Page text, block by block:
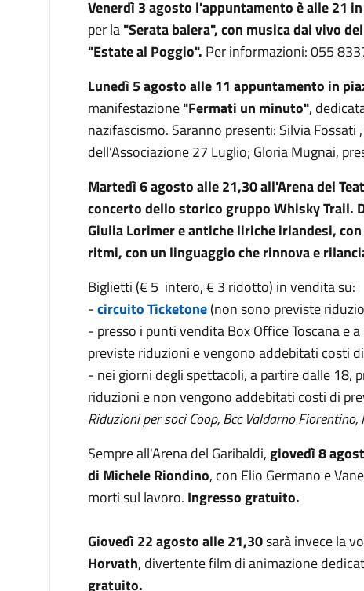
Venerdì 3 agosto l'appuntamentoè alle 21
per la"Serata balera", con musica dal vivo
"Estate al Poggio". Per informazioni: 055
Lunedì 5 agosto alle 11 appuntamento in
manifestazione"Fermati un minuto",
nazifascismo. Saranno presenti: Silvia
dell’Associazione 27 Luglio; Gloria Mugnai,
Martedì 6 agosto alle 21,30 all'Arena del
concerto dello storico gruppo Whisky Trail.
Giulia Lorimer e antiche liriche irlandesi,
ritmi, con un linguaggio che rinnova e
Biglietti (€ 5 intero, € 3 ridotto) in vendita su:
-circuito Ticketone(non sono previste
- presso i punti vendita Box Office Toscana e
previste riduzioni e vengono addebitati costi
- nei giorni degli spettacoli, a partire dalle 18,
riduzioni e non vengono addebitati costi di
Riduzioni per soci Coop, Bcc Valdarno
Sempre all'Arena del Garibaldi,giovedì 8
di Michele Riondino, con Elio Germano e
morti sul lavoro. Ingresso gratuito.
Giovedì 22 agostoalle 21,30sarà invece la
Horvath, divertente film di animazione
gratuito.